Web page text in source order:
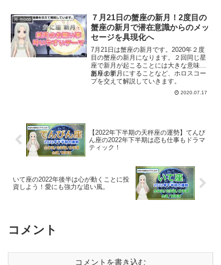
月 moon
７月21日の蟹座の新月！2度目の
蟹座の新月で潜在意識からのメッ
セージを具現化へ
7月21日は蟹座の新月です。2020年２度
目の蟹座の新月になります。２回同じ星
座で新月が起こることには大きな意味が
あります。
蟹座の新月にすることなど、ホロスコー
プを交えて解説していきます。
2020.07.17
【2022年下半期の天秤座の運勢】てんび
ん座の2022年下半期は恋も仕事もドラマ
ティック！
いて座の2022年後半は心が動くことに投
資しよう！愛にも強力な追い風。
コメント
コメントを書き込む